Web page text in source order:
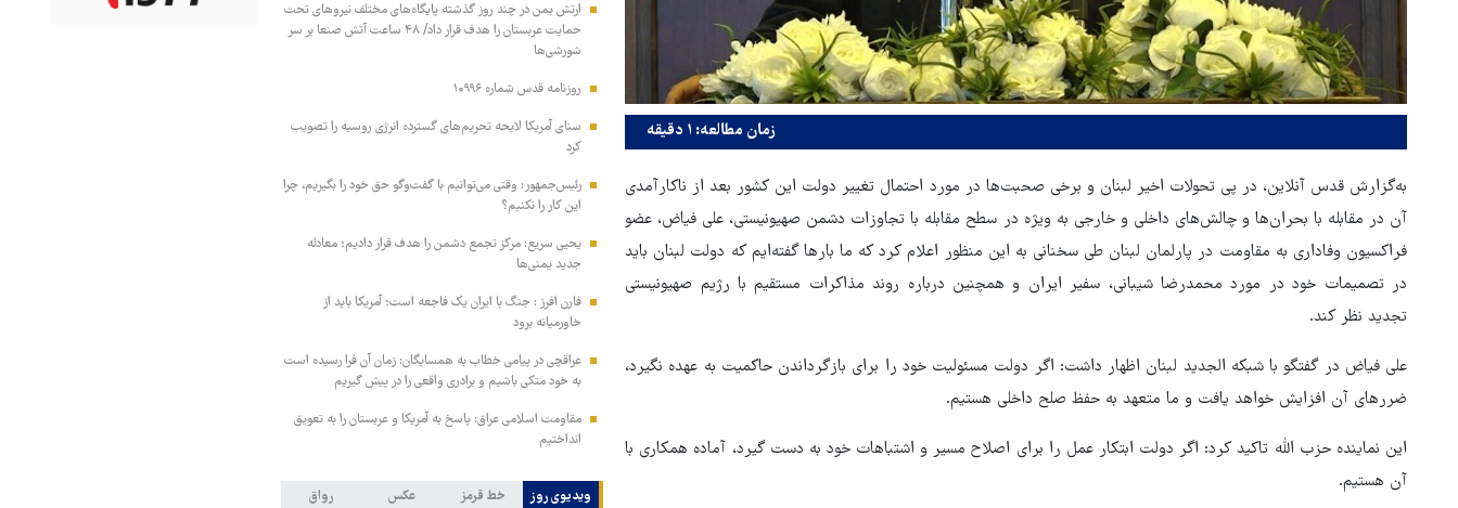
زمان مطالعه: ۱ دقیقه
به‌گزارش قدس آنلاین، در پی تحولات اخیر لبنان و برخی صحبت‌ها در مورد احتمال تغییر دولت این کشور بعد از ناکارآمدی
آن در مقابله با بحران‌ها و چالش‌های داخلی و خارجی به ویژه در سطح مقابله با تجاوزات دشمن صهیونیستی، علی فیاض، عضو
فراکسیون وفاداری به مقاومت در پارلمان لبنان طی سخنانی به این منظور اعلام کرد که ما بارها گفته‌ایم که دولت لبنان باید
در تصمیمات خود در مورد محمدرضا شیبانی، سفیر ایران و همچنین درباره روند مذاکرات مستقیم با رژیم صهیونیستی
تجدید نظر کند.
علی فیاض در گفتگو با شبکه الجدید لبنان اظهار داشت: اگر دولت مسئولیت خود را برای بازگرداندن حاکمیت به عهده نگیرد،
ضررهای آن افزایش خواهد یافت و ما متعهد به حفظ صلح داخلی هستیم.
این نماینده حزب الله تاکید کرد: اگر دولت ابتکار عمل را برای اصلاح مسیر و اشتباهات خود به دست گیرد، آماده همکاری با
آن هستیم.
ارتش یمن در چند روز گذشته پایگاه‌های مختلف نیروهای تحت
حمایت عربستان را هدف قرار داد/ ۴۸ ساعت آتش صنعا بر سر
شورشی‌ها
روزنامه قدس شماره ۱۰۹۹۶
سنای آمریکا لایحه تحریم‌های گسترده انرژی روسیه را تصویب
کرد
رئیس‌جمهور: وقتی می‌توانیم با گفت‌وگو حق خود را بگیریم، چرا
این کار را نکنیم؟
یحیی سریع: مرکز تجمع دشمن را هدف قرار دادیم؛ معادله
جدید یمنی‌ها
فارن افرز : جنگ با ایران یک فاجعه است؛ آمریکا باید از
خاورمیانه برود
عراقچی در پیامی خطاب به همسایگان: زمان آن فرا رسیده است
به خود متکی باشیم و برادری واقعی را در پیش گیریم
مقاومت اسلامی عراق: پاسخ به آمریکا و عربستان را به تعویق
انداختیم
ویدیوی روز خط قرمز عکس رواق